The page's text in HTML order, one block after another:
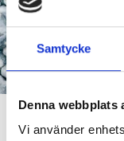
Samtycke
Denna webbplats
Vi använder